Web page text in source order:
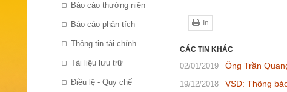
Báo cáo thường niên
Báo cáo phân tích
Thông tin tài chính
Tài liệu lưu trữ
Điều lệ - Quy chế
In
CÁC TIN KHÁC
02/01/2019 Ông Trần
19/12/2018 VSD: Thông